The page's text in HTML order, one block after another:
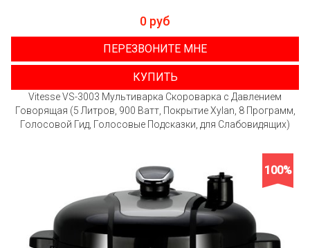
0 руб
ПЕРЕЗВОНИТЕ МНЕ
КУПИТЬ
Vitesse VS-3003 Мультиварка Скороварка с Давлением
Говорящая (5 Литров, 900 Ватт, Покрытие Xylan, 8 Программ,
Голосовой Гид, Голосовые Подсказки, для Слабовидящих)
100%